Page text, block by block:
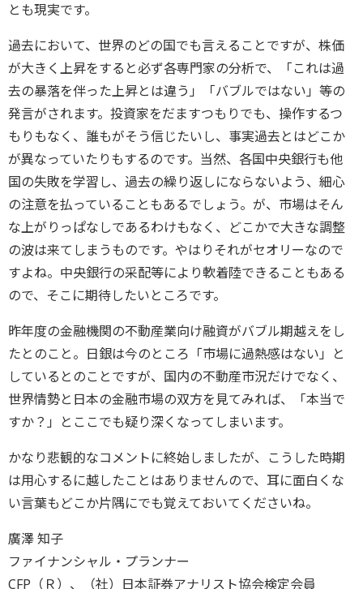
とも現実です。
過去において、世界のどの国でも言えることですが、株価
が大きく上昇をすると必ず各専門家の分析で、「これは過
去の暴落を伴った上昇とは違う」「バブルではない」等の
発言がされます。投資家をだますつもりでも、操作するつ
もりもなく、誰もがそう信じたいし、事実過去とはどこか
が異なっていたりもするのです。当然、各国中央銀行も他
国の失敗を学習し、過去の繰り返しにならないよう、細心
の注意を払っていることもあるでしょう。が、市場はそん
な上がりっぱなしであるわけもなく、どこかで大きな調整
の波は来てしまうものです。やはりそれがセオリーなので
すよね。中央銀行の采配等により軟着陸できることもある
ので、そこに期待したいところです。
昨年度の金融機関の不動産業向け融資がバブル期越えをし
たとのこと。日銀は今のところ「市場に過熱感はない」と
しているとのことですが、国内の不動産市況だけでなく、
世界情勢と日本の金融市場の双方を見てみれば、「本当で
すか？」とここでも疑り深くなってしまいます。
かなり悲観的なコメントに終始しましたが、こうした時期
は用心するに越したことはありませんので、耳に面白くな
い言葉もどこか片隅にでも覚えておいてくださいね。
廣澤 知子
ファイナンシャル・プランナー
CFP（Ｒ）、（社）日本証券アナリスト協会検定会員